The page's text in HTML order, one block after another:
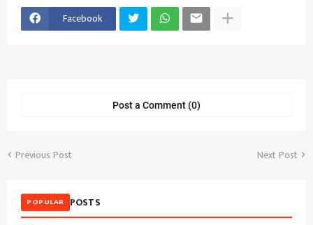
Facebook
Post a Comment (0)
Previous Post Next Post
POPULAR POSTS